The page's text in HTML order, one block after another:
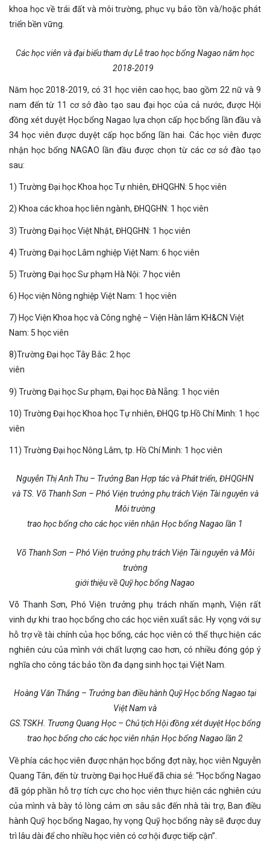
khoa học về trái đất và môi trường, phục vụ bảo tồn và/hoặc phát
triển bền vững.
Các học viên và đại biểu tham dự Lễ trao học bổng Nagao năm học
2018-2019
Năm học 2018-2019, có 31 học viên cao học, bao gồm 22 nữ và 9
nam đến từ 11 cơ sở đào tạo sau đại học của cả nước, được Hội
đồng xét duyệt Học bổng Nagao lựa chọn cấp học bổng lần đầu và
34 học viên được duyệt cấp học bổng lần hai. Các học viên được
nhận học bổng NAGAO lần đầu được chọn từ các cơ sở đào tạo
sau:
1) Trường Đại học Khoa học Tự nhiên, ĐHQGHN: 5 học viên
2) Khoa các khoa học liên ngành, ĐHQGHN: 1 học viên
3) Trường Đại học Việt Nhật, ĐHQGHN: 1 học viên
4) Trường Đại học Lâm nghiệp Việt Nam: 6 học viên
5) Trường Đại học Sư phạm Hà Nội: 7 học viên
6) Học viện Nông nghiệp Việt Nam: 1 học viên
7) Học Viện Khoa học và Công nghệ – Viện Hàn lâm KH&CN Việt
Nam: 5 học viên
8)Trường Đại học Tây Bắc: 2 học
viên
9) Trường Đại học Sư phạm, Đại học Đà Nẵng: 1 học viên
10) Trường Đại học Khoa học Tự nhiên, ĐHQG tp.Hồ Chí Minh: 1 học
viên
11) Trường Đại học Nông Lâm, tp. Hồ Chí Minh: 1 học viên
Nguyễn Thị Anh Thu – Trưởng Ban Hợp tác và Phát triển, ĐHQGHN
và TS. Võ Thanh Sơn – Phó Viện trưởng phụ trách Viện Tài nguyên và
Môi trường
trao học bổng cho các học viên nhận Học bổng Nagao lần 1
Võ Thanh Sơn – Phó Viện trưởng phụ trách Viện Tài nguyên và Môi
trường
giới thiệu về Quỹ học bổng Nagao
Võ Thanh Sơn, Phó Viện trưởng phụ trách nhấn mạnh, Viện rất
vinh dự khi trao học bổng cho các học viên xuất sắc. Hy vọng với sự
hỗ trợ về tài chính của học bổng, các học viên có thể thực hiện các
nghiên cứu của mình với chất lượng cao hơn, có nhiều đóng góp ý
nghĩa cho công tác bảo tồn đa dạng sinh học tại Việt Nam.
Hoàng Văn Thắng – Trưởng ban điều hành Quỹ Học bổng Nagao tại
Việt Nam và
GS.TSKH. Trương Quang Học – Chủ tịch Hội đồng xét duyệt Học bổng
trao học bổng cho các học viên nhận Học bổng Nagao lần 2
Về phía các học viên được nhận học bổng đợt này, học viên Nguyễn
Quang Tân, đến từ trường Đại học Huế đã chia sẻ: “Học bổng Nagao
đã góp phần hỗ trợ tích cực cho học viên thực hiện các nghiên cứu
của mình và bày tỏ lòng cảm ơn sâu sắc đến nhà tài trợ, Ban điều
hành Quỹ học bổng Nagao, hy vọng Quỹ học bổng này sẽ được duy
trì lâu dài để cho nhiều học viên có cơ hội được tiếp cận”.